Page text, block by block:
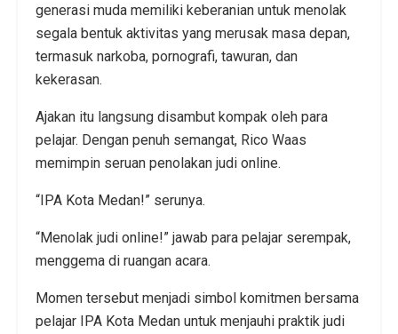
generasi muda memiliki keberanian untuk menolak
segala bentuk aktivitas yang merusak masa depan,
termasuk narkoba, pornografi, tawuran, dan
kekerasan.
Ajakan itu langsung disambut kompak oleh para
pelajar. Dengan penuh semangat, Rico Waas
memimpin seruan penolakan judi online.
“IPA Kota Medan!” serunya.
“Menolak judi online!” jawab para pelajar serempak,
menggema di ruangan acara.
Momen tersebut menjadi simbol komitmen bersama
pelajar IPA Kota Medan untuk menjauhi praktik judi